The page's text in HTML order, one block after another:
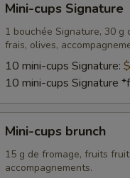
cups
Signature
Mini-cups Signature
1 bouchée Signature, 30 g
frais, olives,
10 mini-cups Signature:
10 mini-cups Signature
cups
brunch
Mini-cups brunch
15 g de fromage, fruits
accompagnements.